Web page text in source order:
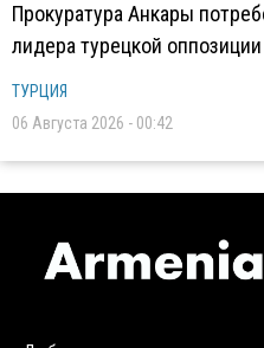
Прокуратура Анкары
лидера турецкой оппозиции
ТУРЦИЯ
06 Августа 2026 - 00:42